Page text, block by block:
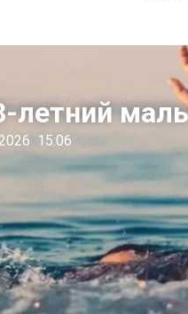
летний
15:06